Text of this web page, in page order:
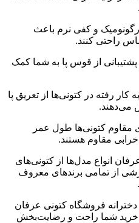
و کفی نرم باعث
راحتی کنند.
از قوس پا به شما کمک
کار رفته در کتونی‌ها از تعریق پا
می‌دهند.
مقاوم کتونی‌ها طول عمر
مقاوم هستند.
انواع مدل‌ها از کتونی‌های
از تمامی برندهای معروف
فروشگاه کتونی عرفان
خرید شما راحت و رضایت‌بخش